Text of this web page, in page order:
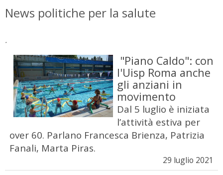
News politiche per la salute
.
"Piano Caldo": con
l'Uisp Roma anche
gli anziani in
movimento
Dal 5 luglio è iniziata
l’attività estiva per
over 60. Parlano Francesca Brienza, Patrizia
Fanali, Marta Piras.
29 luglio 2021